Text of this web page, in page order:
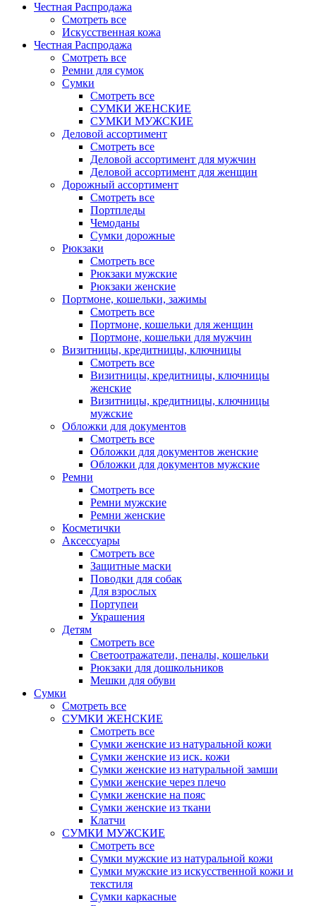
Честная Распродажа
Смотреть все
Искусственная кожа
Честная Распродажа
Смотреть все
Ремни для сумок
Сумки
Смотреть все
СУМКИ ЖЕНСКИЕ
СУМКИ МУЖСКИЕ
Деловой ассортимент
Смотреть все
Деловой ассортимент для мужчин
Деловой ассортимент для женщин
Дорожный ассортимент
Смотреть все
Портпледы
Чемоданы
Сумки дорожные
Рюкзаки
Смотреть все
Рюкзаки мужские
Рюкзаки женские
Портмоне, кошельки, зажимы
Смотреть все
Портмоне, кошельки для женщин
Портмоне, кошельки для мужчин
Визитницы, кредитницы, ключницы
Смотреть все
Визитницы, кредитницы, ключницы
женские
Визитницы, кредитницы, ключницы
мужские
Обложки для документов
Смотреть все
Обложки для документов женские
Обложки для документов мужские
Ремни
Смотреть все
Ремни мужские
Ремни женские
Косметички
Аксессуары
Смотреть все
Защитные маски
Поводки для собак
Для взрослых
Портупеи
Украшения
Детям
Смотреть все
Светоотражатели, пеналы, кошельки
Рюкзаки для дошкольников
Мешки для обуви
Сумки
Смотреть все
СУМКИ ЖЕНСКИЕ
Смотреть все
Сумки женские из натуральной кожи
Сумки женские из иск. кожи
Сумки женские из натуральной замши
Сумки женские через плечо
Сумки женские на пояс
Сумки женские из ткани
Клатчи
СУМКИ МУЖСКИЕ
Смотреть все
Сумки мужские из натуральной кожи
Сумки мужские из искусственной кожи и
текстиля
Сумки каркасные